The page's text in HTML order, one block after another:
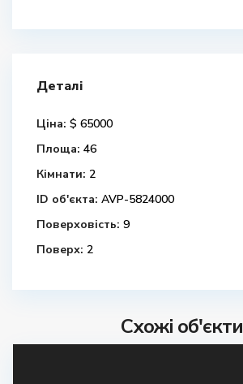
Деталі
Ціна: $ 65000
Площа: 46
Кімнати: 2
ID об'єкта: AVP-5824000
Поверховість: 9
Поверх: 2
Схожі об'єкти